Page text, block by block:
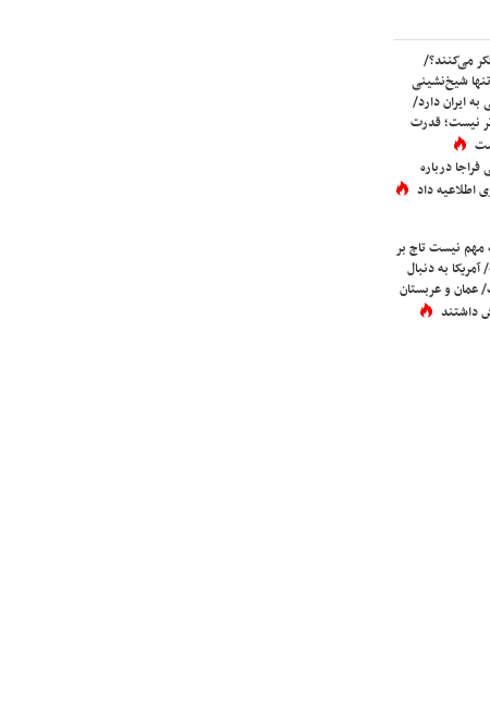
می‌کنند؟/
شیخ‌نشینی
ایران دارد/
نیست؛ قدرت
درباره
اطلاعیه داد
مهم نیست تاج بر
به دنبال
و عربستان
داشتند